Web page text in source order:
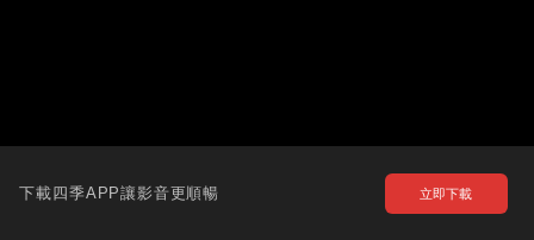
下載四季APP讓影音更順暢 立即下載